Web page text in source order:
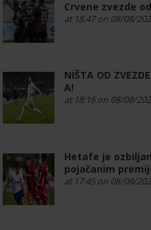
Crvene zvezde
at 18:47 on 08/08/
NIŠTA OD
A!
at 18:16 on 08/08/
Hetafe je
pojačanim
at 17:45 on 08/08/